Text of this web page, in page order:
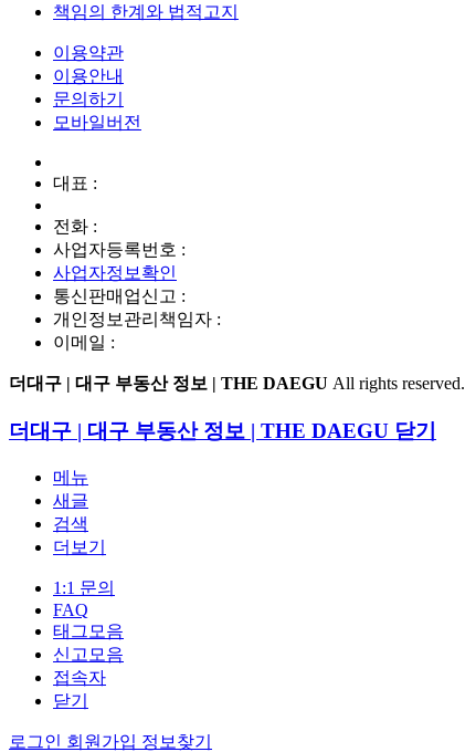
책임의 한계와 법적고지
이용약관
이용안내
문의하기
모바일버전
대표 :
전화 :
사업자등록번호 :
사업자정보확인
통신판매업신고 :
개인정보관리책임자 :
이메일 :
더대구 | 대구 부동산 정보 | THE DAEGU All rights reserved.
더대구 | 대구 부동산 정보 | THE DAEGU 닫기
메뉴
새글
검색
더보기
1:1 문의
FAQ
태그모음
신고모음
접속자
닫기
로그인 회원가입 정보찾기